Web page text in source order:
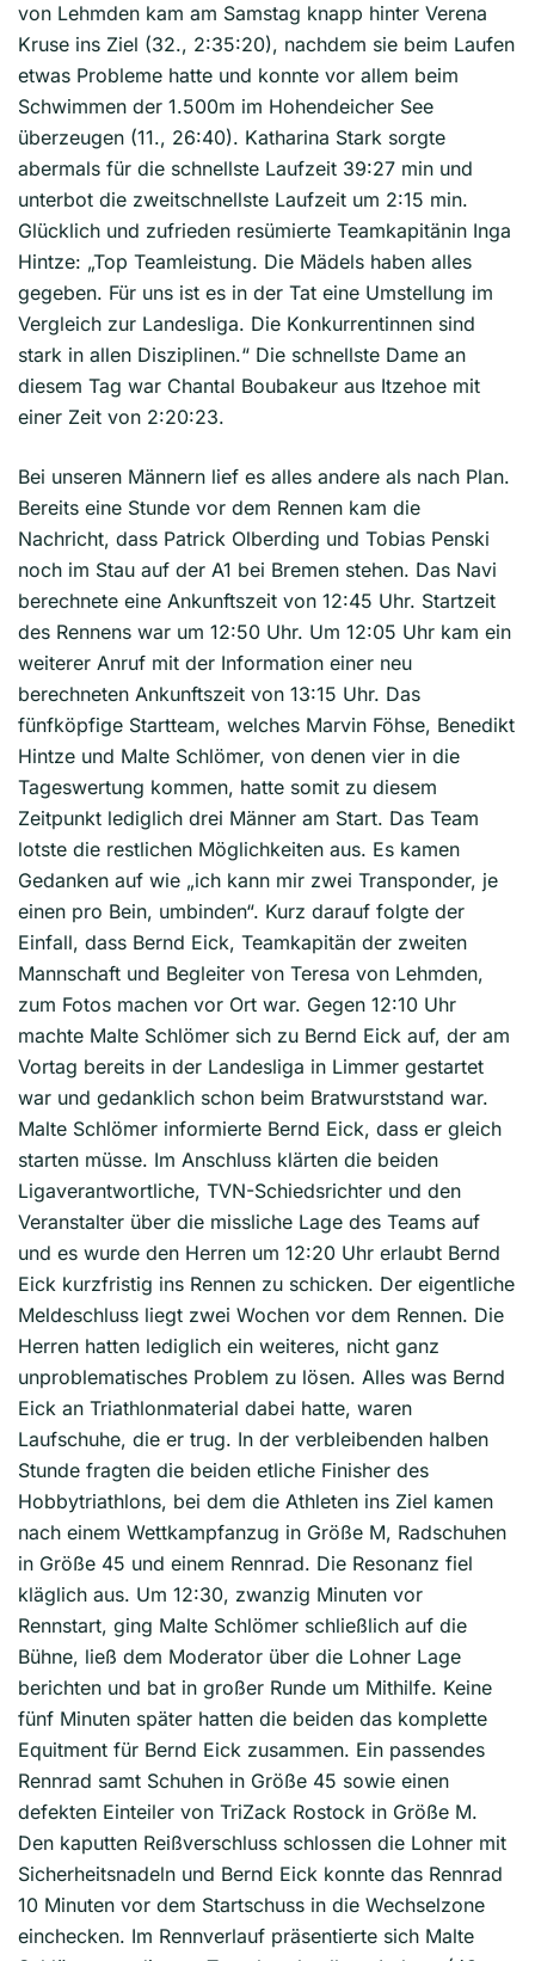
von Lehmden kam am Samstag knapp hinter Verena
Kruse ins Ziel (32., 2:35:20), nachdem sie beim Laufen
etwas Probleme hatte und konnte vor allem beim
Schwimmen der 1.500m im Hohendeicher See
überzeugen (11., 26:40). Katharina Stark sorgte
abermals für die schnellste Laufzeit 39:27 min und
unterbot die zweitschnellste Laufzeit um 2:15 min.
Glücklich und zufrieden resümierte Teamkapitänin Inga
Hintze: „Top Teamleistung. Die Mädels haben alles
gegeben. Für uns ist es in der Tat eine Umstellung im
Vergleich zur Landesliga. Die Konkurrentinnen sind
stark in allen Disziplinen.“ Die schnellste Dame an
diesem Tag war Chantal Boubakeur aus Itzehoe mit
einer Zeit von 2:20:23.
Bei unseren Männern lief es alles andere als nach Plan.
Bereits eine Stunde vor dem Rennen kam die
Nachricht, dass Patrick Olberding und Tobias Penski
noch im Stau auf der A1 bei Bremen stehen. Das Navi
berechnete eine Ankunftszeit von 12:45 Uhr. Startzeit
des Rennens war um 12:50 Uhr. Um 12:05 Uhr kam ein
weiterer Anruf mit der Information einer neu
berechneten Ankunftszeit von 13:15 Uhr. Das
fünfköpfige Startteam, welches Marvin Föhse, Benedikt
Hintze und Malte Schlömer, von denen vier in die
Tageswertung kommen, hatte somit zu diesem
Zeitpunkt lediglich drei Männer am Start. Das Team
lotste die restlichen Möglichkeiten aus. Es kamen
Gedanken auf wie „ich kann mir zwei Transponder, je
einen pro Bein, umbinden“. Kurz darauf folgte der
Einfall, dass Bernd Eick, Teamkapitän der zweiten
Mannschaft und Begleiter von Teresa von Lehmden,
zum Fotos machen vor Ort war. Gegen 12:10 Uhr
machte Malte Schlömer sich zu Bernd Eick auf, der am
Vortag bereits in der Landesliga in Limmer gestartet
war und gedanklich schon beim Bratwurststand war.
Malte Schlömer informierte Bernd Eick, dass er gleich
starten müsse. Im Anschluss klärten die beiden
Ligaverantwortliche, TVN-Schiedsrichter und den
Veranstalter über die missliche Lage des Teams auf
und es wurde den Herren um 12:20 Uhr erlaubt Bernd
Eick kurzfristig ins Rennen zu schicken. Der eigentliche
Meldeschluss liegt zwei Wochen vor dem Rennen. Die
Herren hatten lediglich ein weiteres, nicht ganz
unproblematisches Problem zu lösen. Alles was Bernd
Eick an Triathlonmaterial dabei hatte, waren
Laufschuhe, die er trug. In der verbleibenden halben
Stunde fragten die beiden etliche Finisher des
Hobbytriathlons, bei dem die Athleten ins Ziel kamen
nach einem Wettkampfanzug in Größe M, Radschuhen
in Größe 45 und einem Rennrad. Die Resonanz fiel
kläglich aus. Um 12:30, zwanzig Minuten vor
Rennstart, ging Malte Schlömer schließlich auf die
Bühne, ließ dem Moderator über die Lohner Lage
berichten und bat in großer Runde um Mithilfe. Keine
fünf Minuten später hatten die beiden das komplette
Equitment für Bernd Eick zusammen. Ein passendes
Rennrad samt Schuhen in Größe 45 sowie einen
defekten Einteiler von TriZack Rostock in Größe M.
Den kaputten Reißverschluss schlossen die Lohner mit
Sicherheitsnadeln und Bernd Eick konnte das Rennrad
10 Minuten vor dem Startschuss in die Wechselzone
einchecken. Im Rennverlauf präsentierte sich Malte